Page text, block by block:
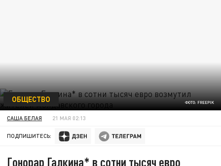
ФОТО: FREEPIK
ОБЩЕСТВО
САША БЕЛАЯ 21 МАЯ 02:13
ПОДПИШИТЕСЬ:
Гонорар Галкина* в сотни тысяч евро